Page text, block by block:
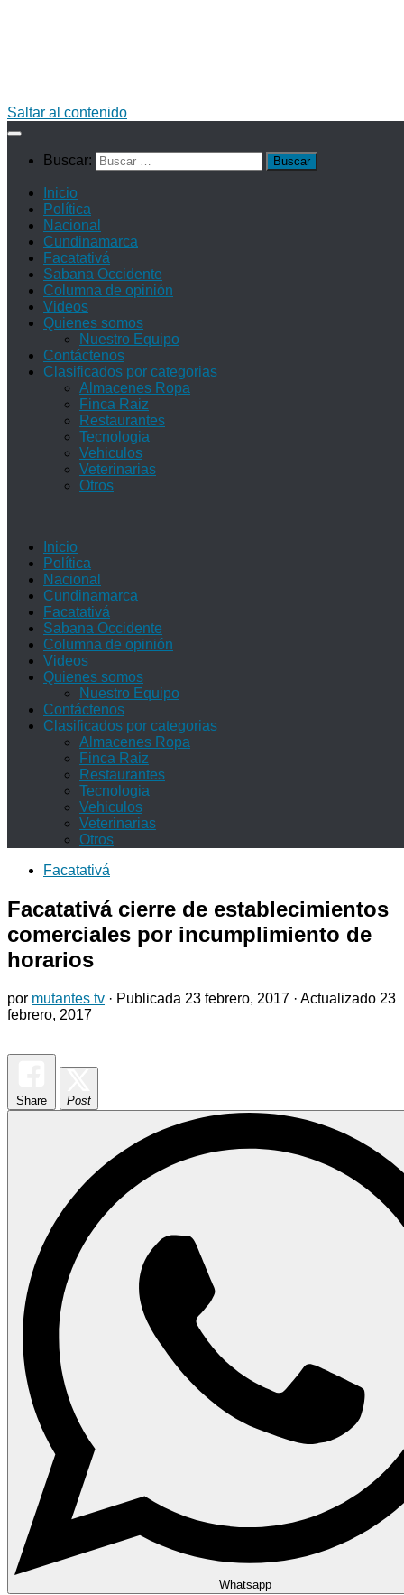
Saltar al contenido
Buscar:
Inicio
Política
Nacional
Cundinamarca
Facatativá
Sabana Occidente
Columna de opinión
Videos
Quienes somos
Nuestro Equipo
Contáctenos
Clasificados por categorias
Almacenes Ropa
Finca Raiz
Restaurantes
Tecnologia
Vehiculos
Veterinarias
Otros
Inicio
Política
Nacional
Cundinamarca
Facatativá
Sabana Occidente
Columna de opinión
Videos
Quienes somos
Nuestro Equipo
Contáctenos
Clasificados por categorias
Almacenes Ropa
Finca Raiz
Restaurantes
Tecnologia
Vehiculos
Veterinarias
Otros
Facatativá
Facatativá cierre de establecimientos
comerciales por incumplimiento de
horarios
por mutantes tv · Publicada 23 febrero, 2017 · Actualizado 23
febrero, 2017
Share Post
Whatsapp